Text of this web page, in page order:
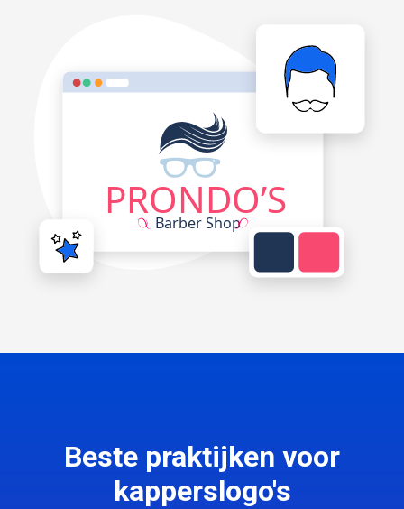
Beste praktijken voor
kapperslogo's